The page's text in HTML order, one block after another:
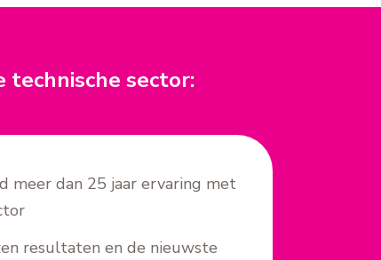
technische sector:
meer dan 25 jaar ervaring met
resultaten en de nieuwste